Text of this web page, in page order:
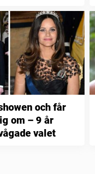
och får
om – 9 år
valet